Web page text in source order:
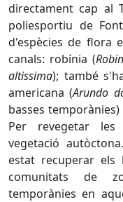
directament cap al
poliesportiu de
d'espècies de flora
canals: robínia (
altissima); també
americana (Arundo
basses
Per revegetar
vegetació
estat recuperar els
comunitats de
temporànies en